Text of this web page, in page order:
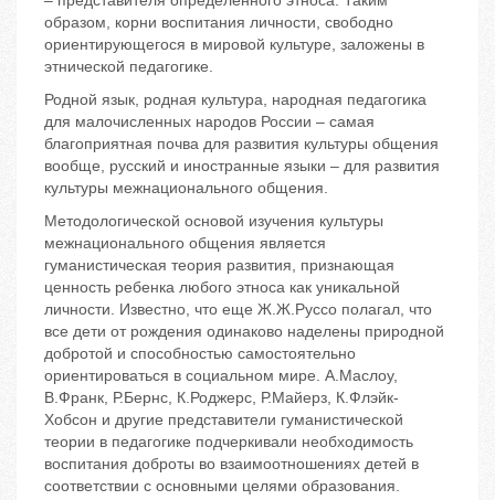
образом, корни воспитания личности, свободно
ориентирующегося в мировой культуре, заложены в
этнической педагогике.
Родной язык, родная культура, народная педагогика
для малочисленных народов России – самая
благоприятная почва для развития культуры общения
вообще, русский и иностранные языки – для развития
культуры межнационального общения.
Методологической основой изучения культуры
межнационального общения является
гуманистическая теория развития, признающая
ценность ребенка любого этноса как уникальной
личности. Известно, что еще Ж.Ж.Руссо полагал, что
все дети от рождения одинаково наделены природной
добротой и способностью самостоятельно
ориентироваться в социальном мире. А.Маслоу,
В.Франк, Р.Бернс, К.Роджерс, Р.Майерз, К.Флэйк-
Хобсон и другие представители гуманистической
теории в педагогике подчеркивали необходимость
воспитания доброты во взаимоотношениях детей в
соответствии с основными целями образования.